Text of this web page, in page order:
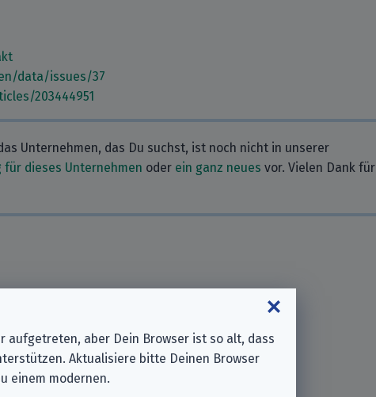
data/issues/37
203444951
Unternehmen, das Du suchst, ist noch nicht in unserer
für dieses Unternehmen oder ein ganz neues vor. Vielen Dank für
& Gregor Weber GbR
aufgetreten, aber Dein Browser ist so alt, dass
Aktualisiere bitte Deinen Browser
einem modernen.